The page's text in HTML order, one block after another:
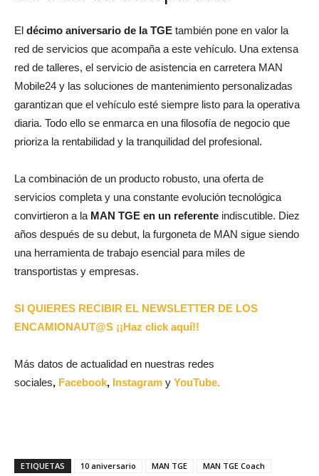
El décimo aniversario de la TGE también pone en valor la
red de servicios que acompaña a este vehículo. Una extensa
red de talleres, el servicio de asistencia en carretera MAN
Mobile24 y las soluciones de mantenimiento personalizadas
garantizan que el vehículo esté siempre listo para la operativa
diaria. Todo ello se enmarca en una filosofía de negocio que
prioriza la rentabilidad y la tranquilidad del profesional.
La combinación de un producto robusto, una oferta de
servicios completa y una constante evolución tecnológica
convirtieron a la MAN TGE en un referente indiscutible. Diez
años después de su debut, la furgoneta de MAN sigue siendo
una herramienta de trabajo esencial para miles de
transportistas y empresas.
SI QUIERES RECIBIR EL NEWSLETTER DE LOS
ENCAMIONAUT@S ¡¡Haz click aquí!!
Más datos de actualidad en nuestras redes
sociales, Facebook, Instagram y YouTube.
ETIQUETAS 10 aniversario MAN TGE
MAN TGE Coach